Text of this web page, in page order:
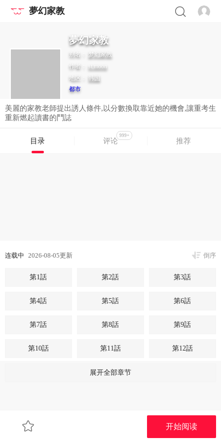
夢幻家教
夢幻家教
别名： 梦幻家教
作者： st.moon
地区： 韩国
都市
美麗的家教老師提出誘人條件,以分數換取靠近她的機會,讓重考生
重新燃起讀書的鬥誌
目录 评论
999+
推荐
连载中 2026-08-05更新 倒序
第1話 第2話 第3話
第4話 第5話 第6話
第7話 第8話 第9話
第10話 第11話 第12話
开始阅读
展开全部章节